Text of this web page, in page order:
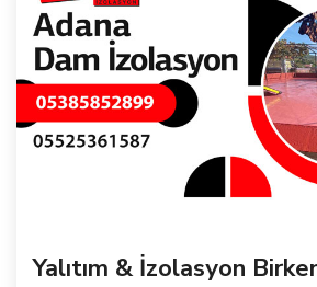
Yalıtım & İzolasyon